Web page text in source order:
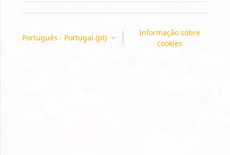
Português - Portugal ‎(pt)‎
Informação sobre
cookies